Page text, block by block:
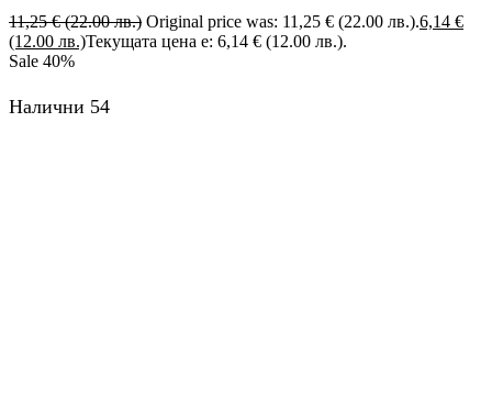
11,25€ (22.00 лв.) Original price was: 11,25 € (22.00 лв.).6,14 €
(12.00 лв.)Текущата цена е: 6,14 € (12.00 лв.).
Sale 40%
Налични 54